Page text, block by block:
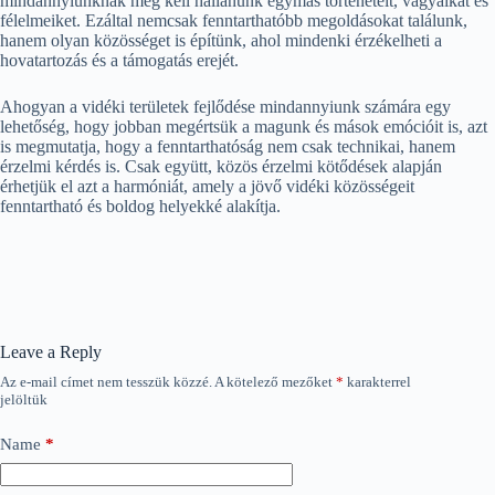
félelmeiket. Ezáltal nemcsak fenntarthatóbb megoldásokat találunk,
hanem olyan közösséget is építünk, ahol mindenki érzékelheti a
hovatartozás és a támogatás erejét.
Ahogyan a vidéki területek fejlődése mindannyiunk számára egy
lehetőség, hogy jobban megértsük a magunk és mások emócióit is, azt
is megmutatja, hogy a fenntarthatóság nem csak technikai, hanem
érzelmi kérdés is. Csak együtt, közös érzelmi kötődések alapján
érhetjük el azt a harmóniát, amely a jövő vidéki közösségeit
fenntartható és boldog helyekké alakítja.
Leave a Reply
Az e-mail címet nem tesszük közzé.A kötelező mezőket * karakterrel
jelöltük
Name *